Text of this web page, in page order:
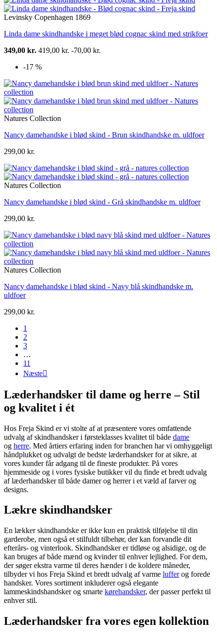
Levinsky Copenhagen 1869
Linda dame skindhandske i meget blød cognac skind med strikfoer
349,00 kr. 419,00 kr. -70,00 kr.
-17 %
Natures Collection
Nancy damehandske i blød skind - Brun skindhandske m. uldfoer
299,00 kr.
Natures Collection
Nancy damehandske i blød skind - Grå skindhandske m. uldfoer
299,00 kr.
Natures Collection
Nancy damehandske i blød skind - Navy blå skindhandske m.
uldfoer
299,00 kr.
1
2
3
…
11
Næste
Læderhandsker til dame og herre – Stil
og kvalitet i ét
Hos Freja Skind er vi stolte af at præsentere vores omfattende
udvalg af skindhandsker i førsteklasses kvalitet til både dame
og herre. Med årtiers erfaring inden for branchen har vi omhyggeligt
håndplukket og udvalgt de bedste læderhandsker for at sikre, at
vores kunder får adgang til de fineste produkter. På vores
hjemmeside og i vores fysiske butikker vil du finde et bredt udvalg
af læderhandsker til både damer og herrer i et væld af farver og
designs.
Lækre skindhandsker
En lækker skindhandske er ikke kun en praktisk tilføjelse til din
garderobe, men også et stilfuldt tilbehør, der kan forvandle dit
efterårs- og vinterlook. Skindhandsker er tidløse og alsidige, og de
kan bruges af både mænd og kvinder til enhver lejlighed. For dem,
der søger ekstra varme til deres hænder i de koldere måneder,
tilbyder vi hos Freja Skind et bredt udvalg af varme lufferog forede
handsker. Vores sortiment inkluderer også elegante
lammeskindshandsker og smarte kørehandsker, der passer perfekt til
enhver stil.
Læderhandsker fra vores egen kollektion